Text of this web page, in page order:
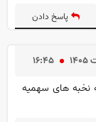
پاسخ دادن
۱۶:۴۵
نخبه های سهمیه